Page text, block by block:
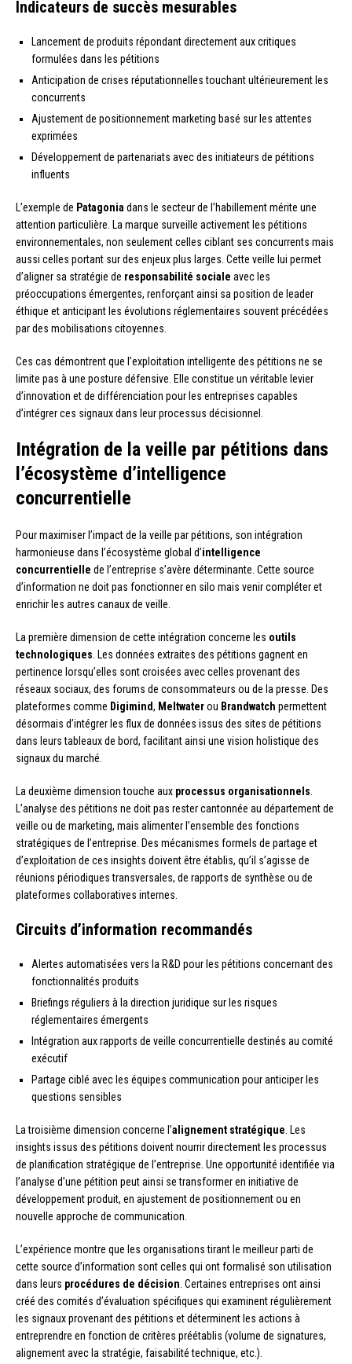
Indicateurs de succès mesurables
Lancement de produits répondant directement aux critiques
formulées dans les pétitions
Anticipation de crises réputationnelles touchant ultérieurement les
concurrents
Ajustement de positionnement marketing basé sur les attentes
exprimées
Développement de partenariats avec des initiateurs de pétitions
influents
L’exemple de Patagonia dans le secteur de l’habillement mérite une
attention particulière. La marque surveille activement les pétitions
environnementales, non seulement celles ciblant ses concurrents mais
aussi celles portant sur des enjeux plus larges. Cette veille lui permet
d’aligner sa stratégie de responsabilité sociale avec les
préoccupations émergentes, renforçant ainsi sa position de leader
éthique et anticipant les évolutions réglementaires souvent précédées
par des mobilisations citoyennes.
Ces cas démontrent que l’exploitation intelligente des pétitions ne se
limite pas à une posture défensive. Elle constitue un véritable levier
d’innovation et de différenciation pour les entreprises capables
d’intégrer ces signaux dans leur processus décisionnel.
Intégration de la veille par pétitions dans
l’écosystème d’intelligence
concurrentielle
Pour maximiser l’impact de la veille par pétitions, son intégration
harmonieuse dans l’écosystème global d’intelligence
concurrentielle de l’entreprise s’avère déterminante. Cette source
d’information ne doit pas fonctionner en silo mais venir compléter et
enrichir les autres canaux de veille.
La première dimension de cette intégration concerne les outils
technologiques . Les données extraites des pétitions gagnent en
pertinence lorsqu’elles sont croisées avec celles provenant des
réseaux sociaux, des forums de consommateurs ou de la presse. Des
plateformes comme Digimind, Meltwaterou Brandwatch permettent
désormais d’intégrer les flux de données issus des sites de pétitions
dans leurs tableaux de bord, facilitant ainsi une vision holistique des
signaux du marché.
La deuxième dimension touche aux processus organisationnels
L’analyse des pétitions ne doit pas rester cantonnée au département de
veille ou de marketing, mais alimenter l’ensemble des fonctions
stratégiques de l’entreprise. Des mécanismes formels de partage et
d’exploitation de ces insights doivent être établis, qu’il s’agisse de
réunions périodiques transversales, de rapports de synthèse ou de
plateformes collaboratives internes.
Circuits d’information recommandés
Alertes automatisées vers la R&D pour les pétitions concernant des
fonctionnalités produits
Briefings réguliers à la direction juridique sur les risques
réglementaires émergents
Intégration aux rapports de veille concurrentielle destinés au comité
exécutif
Partage ciblé avec les équipes communication pour anticiper les
questions sensibles
La troisième dimension concerne l’alignement stratégique . Les
insights issus des pétitions doivent nourrir directement les processus
de planification stratégique de l’entreprise. Une opportunité identifiée via
l’analyse d’une pétition peut ainsi se transformer en initiative de
développement produit, en ajustement de positionnement ou en
nouvelle approche de communication.
L’expérience montre que les organisations tirant le meilleur parti de
cette source d’information sont celles qui ont formalisé son utilisation
dans leurs procédures de décision . Certaines entreprises ont ainsi
créé des comités d’évaluation spécifiques qui examinent régulièrement
les signaux provenant des pétitions et déterminent les actions à
entreprendre en fonction de critères préétablis (volume de signatures,
alignement avec la stratégie, faisabilité technique, etc.).